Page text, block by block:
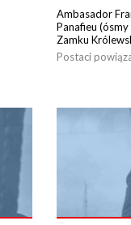
Ambasador
Panafieu
Zamku
Postaci